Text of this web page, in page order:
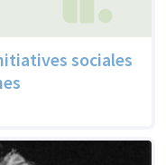
sociales